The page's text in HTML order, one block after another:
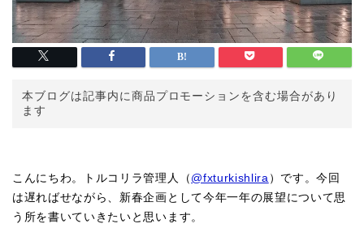
本ブログは記事内に商品プロモーションを含む場合があり
ます
こんにちわ。トルコリラ管理人（ @fxturkishlira ）です。今回
は遅ればせながら、新春企画として今年一年の展望について思
う所を書いていきたいと思います。